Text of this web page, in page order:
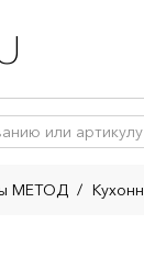
МЕТОД /